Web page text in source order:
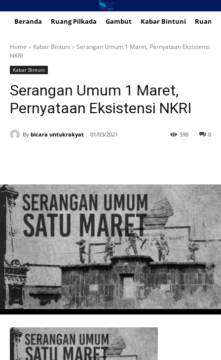
Beranda Ruang Pilkada Gambut Kabar Bintuni Ruang
Home Kabar Bintuni
Serangan Umum 1 Maret, Pernyataan Eksistensi
NKRI
Kabar Bintuni
Serangan Umum 1 Maret,
Pernyataan Eksistensi NKRI
By bicara untukrakyat 01/03/2021 0
590